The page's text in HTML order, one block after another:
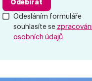
Odesláním formuláře
souhlasíte se
osobních údajů
Odebírat